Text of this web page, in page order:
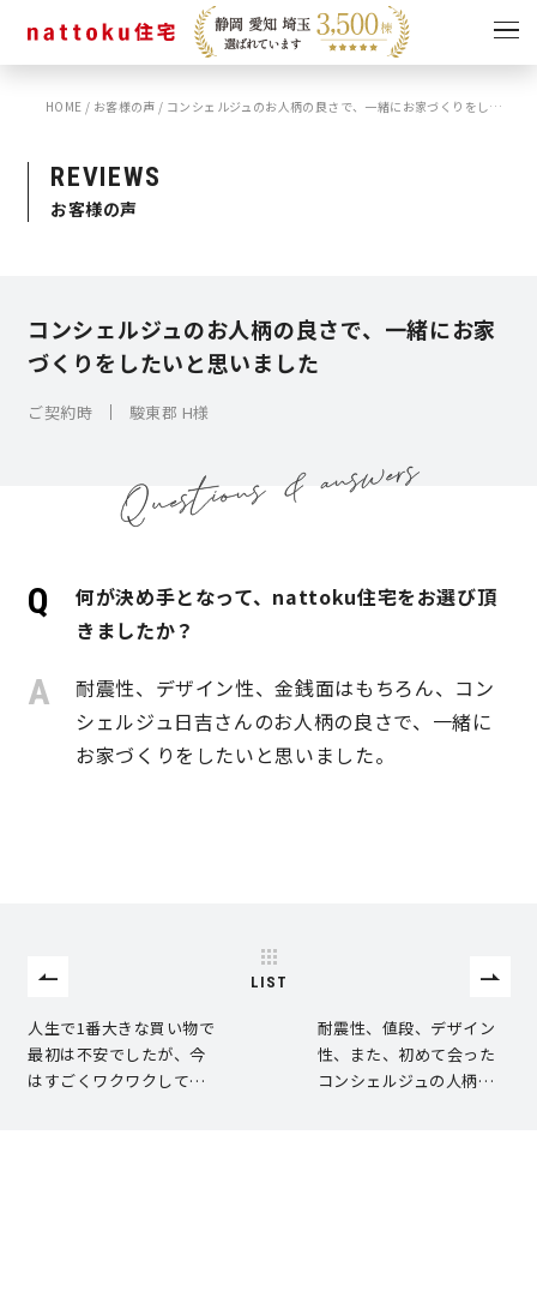
イベント
ショールーム
スタッフブログ
営業時間／10:00～20:00 定休日／年末年始
来店・見学予約
nattoku住宅 10のこだわり
HOME / お客様の声 / コンシェルジュのお人柄の良さで、一緒にお家づくりをしたいと思いました
REVIEWS
お客様の声
コンシェルジュのお人柄の良さで、一緒にお家
づくりをしたいと思いました
ご契約時 駿東郡 H様
何が決め手となって、nattoku住宅をお選び頂
きましたか？
耐震性、デザイン性、金銭面はもちろん、コン
シェルジュ日吉さんのお人柄の良さで、一緒に
お家づくりをしたいと思いました。
人生で1番大きな買い物で
最初は不安でしたが、今
はすごくワクワクして…
LIST
耐震性、値段、デザイン
性、また、初めて会った
コンシェルジュの人柄…